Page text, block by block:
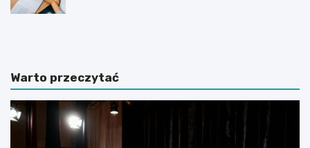
P
d
y
p
l
T
s
B
r
i
Warto przeczytać